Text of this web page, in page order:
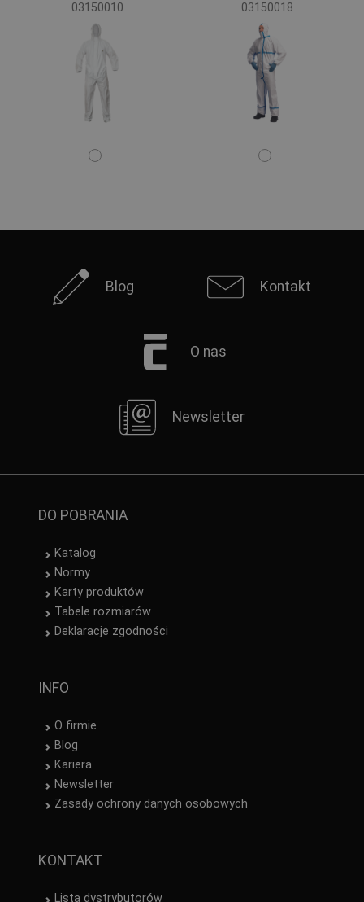
03150010
03150018
Blog Kontakt
O nas
Newsletter
DO POBRANIA
Katalog
Normy
Karty produktów
Tabele rozmiarów
Deklaracje zgodności
INFO
O firmie
Blog
Kariera
Newsletter
Zasady ochrony danych osobowych
KONTAKT
Lista dystrybutorów